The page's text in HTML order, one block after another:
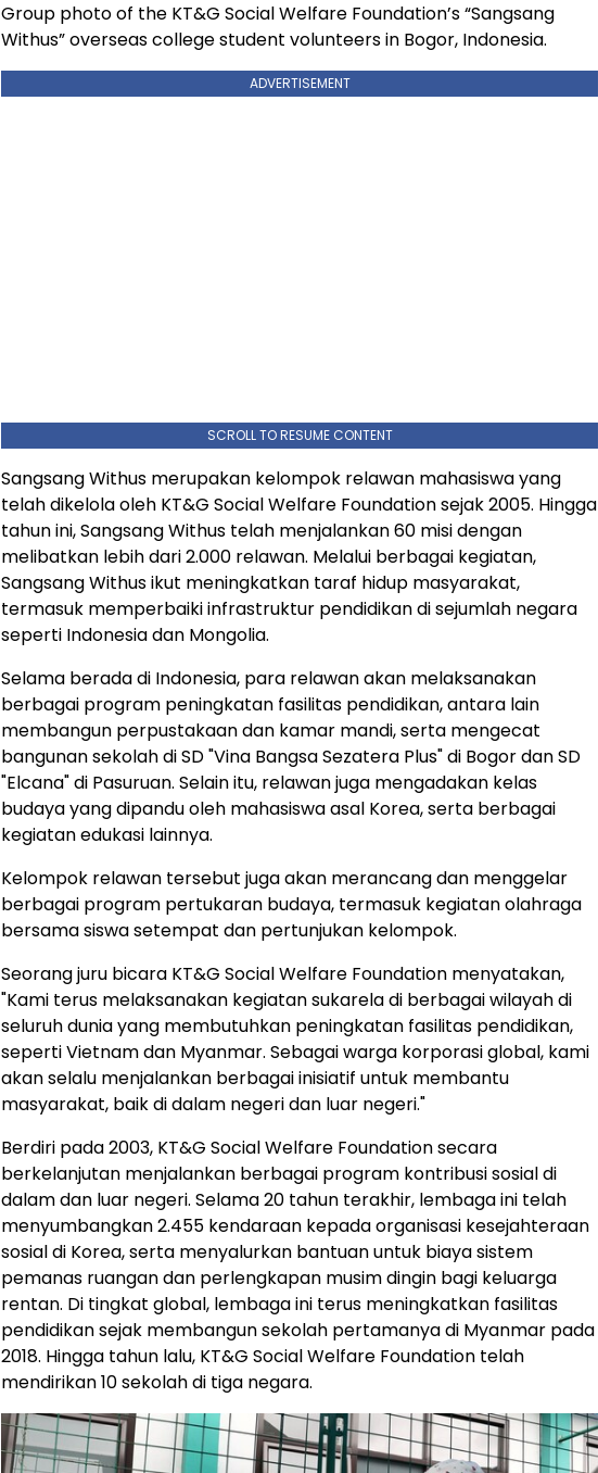
Group photo of the KT&G Social Welfare Foundation’s “Sangsang
Withus” overseas college student volunteers in Bogor, Indonesia.
ADVERTISEMENT
SCROLL TO RESUME CONTENT
Sangsang Withus merupakan kelompok relawan mahasiswa yang
telah dikelola oleh KT&G Social Welfare Foundation sejak 2005. Hingga
tahun ini, Sangsang Withus telah menjalankan 60 misi dengan
melibatkan lebih dari 2.000 relawan. Melalui berbagai kegiatan,
Sangsang Withus ikut meningkatkan taraf hidup masyarakat,
termasuk memperbaiki infrastruktur pendidikan di sejumlah negara
seperti Indonesia dan Mongolia.
Selama berada di Indonesia, para relawan akan melaksanakan
berbagai program peningkatan fasilitas pendidikan, antara lain
membangun perpustakaan dan kamar mandi, serta mengecat
bangunan sekolah di SD "Vina Bangsa Sezatera Plus" di Bogor dan SD
"Elcana" di Pasuruan. Selain itu, relawan juga mengadakan kelas
budaya yang dipandu oleh mahasiswa asal Korea, serta berbagai
kegiatan edukasi lainnya.
Kelompok relawan tersebut juga akan merancang dan menggelar
berbagai program pertukaran budaya, termasuk kegiatan olahraga
bersama siswa setempat dan pertunjukan kelompok.
Seorang juru bicara KT&G Social Welfare Foundation menyatakan,
"Kami terus melaksanakan kegiatan sukarela di berbagai wilayah di
seluruh dunia yang membutuhkan peningkatan fasilitas pendidikan,
seperti Vietnam dan Myanmar. Sebagai warga korporasi global, kami
akan selalu menjalankan berbagai inisiatif untuk membantu
masyarakat, baik di dalam negeri dan luar negeri."
Berdiri pada 2003, KT&G Social Welfare Foundation secara
berkelanjutan menjalankan berbagai program kontribusi sosial di
dalam dan luar negeri. Selama 20 tahun terakhir, lembaga ini telah
menyumbangkan 2.455 kendaraan kepada organisasi kesejahteraan
sosial di Korea, serta menyalurkan bantuan untuk biaya sistem
pemanas ruangan dan perlengkapan musim dingin bagi keluarga
rentan. Di tingkat global, lembaga ini terus meningkatkan fasilitas
pendidikan sejak membangun sekolah pertamanya di Myanmar pada
2018. Hingga tahun lalu, KT&G Social Welfare Foundation telah
mendirikan 10 sekolah di tiga negara.